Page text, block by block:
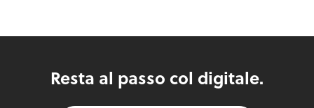
Resta al passo col digitale.